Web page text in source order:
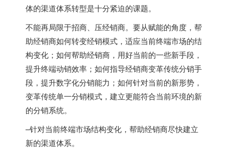
体的渠道体系转型是十分紧迫的课题。
不能再局限于招商、压经销商。要从赋能的角度，帮
助经销商如何转变经销模式，适应当前终端市场的结
构变化；如何帮助经销商，用好当前的一些新手段，
提升终端动销效率；如何指导经销商变革传统分销手
段，提升数字化分销能力；如何针对当前的新形势，
变革传统单一分销模式，建立更能符合当前环境的新
的分销系统。
–针对当前终端市场结构变化，帮助经销商尽快建立
新的渠道体系。